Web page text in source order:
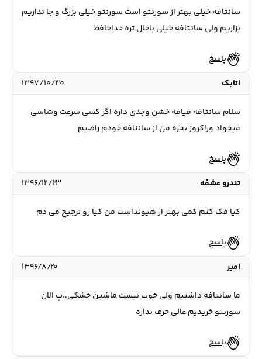
سانتافه خیلی بهتر از سورنتو است سورنتو خیلی بزرگ و جا نداریم
بزاریم ولی سانتافه خیلی باحال تره خداحافظ
پاسخ
اتابک
۱۳۹۷/۱۰/۳۰
سلام سانتافه قیافه خشن وجدی داره اگر کسی سرعت وشاسی
میخواد وراکروز بخره من از ساننافه خودم راضیم
پاسخ
تندرو عشقه
۱۳۹۶/۱۲/۲۳
كيا فك كنم كمى بهتر از هيونداست من كيا رو ترجيح مى دم
پاسخ
امیر
۱۳۹۶/۸/۲۰
ما سانتافه داشتیم ولی خوب نیست ماشین خشکی..پ الان
سورنتو خریدیم عالی حرف نداره
پاسخ